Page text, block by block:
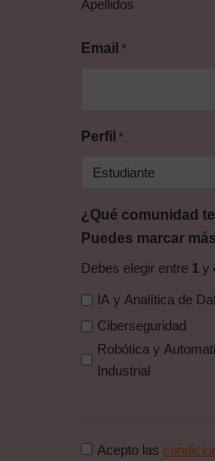
Apellidos
Email *
Perfil *
¿Qué comunidad
Puedes marcar
Debes elegir entre 1y
IA y Analítica de
Ciberseguridad
Robótica y Automatización
Industrial
Consentimiento
Acepto las